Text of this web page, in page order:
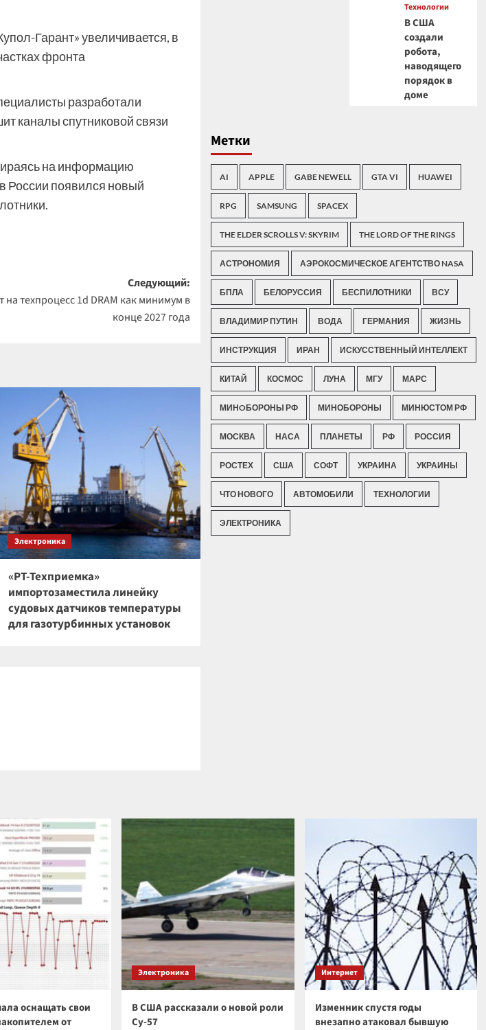
Гарант» увеличивается, в
фронта
разработали
каналы спутниковой связи
на информацию
России появился новый
Следующий:
на техпроцесс 1d DRAM как минимум в
конце 2027 года
Электроника
«РТ-Техприемка»
импортозаместила линейку
судовых датчиков температуры
для газотурбинных установок
Технологии
В США
создали
робота,
наводящего
порядок в
доме
Метки
AI APPLE GABE NEWELL GTA VI HUAWEI
RPG SAMSUNG SPACEX
THE ELDER SCROLLS V: SKYRIM THE LORD OF THE RINGS
АСТРОНОМИЯ АЭРОКОСМИЧЕСКОЕ АГЕНТСТВО NASA
БПЛА БЕЛОРУССИЯ БЕСПИЛОТНИКИ ВСУ
ВЛАДИМИР ПУТИН ВОДА ГЕРМАНИЯ ЖИЗНЬ
ИНСТРУКЦИЯ ИРАН ИСКУССТВЕННЫЙ ИНТЕЛЛЕКТ
КИТАЙ КОСМОС ЛУНА МГУ МАРС
МИНOБОРОНЫ РФ МИНОБОРОНЫ МИНЮСТОМ РФ
МОСКВА НАСА ПЛАНЕТЫ РФ РОССИЯ
РОСТЕХ США СОФТ УКРАИНА УКРАИНЫ
ЧТО НОВОГО АВТОМОБИЛИ ТЕХНОЛОГИИ
ЭЛЕКТРОНИКА
оснащать свои
от
Электроника
В США рассказали о новой роли
Су-57
Интернет
Изменник спустя годы
внезапно атаковал бывшую